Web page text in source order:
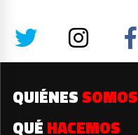
QUIÉNES SOMOS
QUÉ HACEMOS